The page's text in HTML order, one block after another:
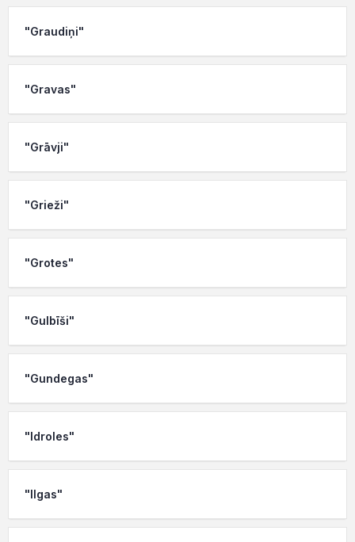
"Graudiņi"
"Gravas"
"Grāvji"
"Grieži"
"Grotes"
"Gulbīši"
"Gundegas"
"Idroles"
"Ilgas"